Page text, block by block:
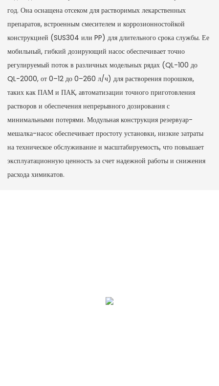
год. Она оснащена отсеком для растворимых лекарственных
препаратов, встроенным смесителем и коррозионностойкой
конструкцией (SUS304 или PP) для длительного срока службы. Ее
мобильный, гибкий дозирующий насос обеспечивает точно
регулируемый поток в различных модельных рядах (QL-100 до
QL-2000, от 0–12 до 0–260 л/ч) для растворения порошков,
таких как ПАМ и ПАК, автоматизации точного приготовления
растворов и обеспечения непрерывного дозирования с
минимальными потерями. Модульная конструкция резервуар-
мешалка-насос обеспечивает простоту установки, низкие затраты
на техническое обслуживание и масштабируемость, что повышает
эксплуатационную ценность за счет надежной работы и снижения
расхода химикатов.